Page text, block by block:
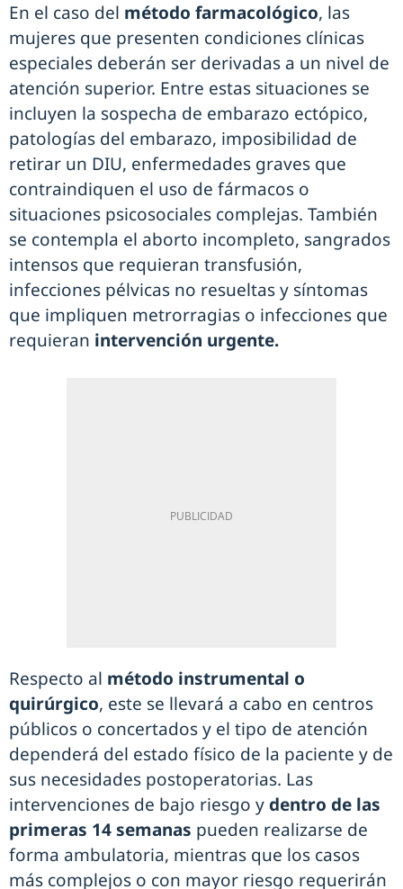
En el caso del método farmacológico, las
mujeres que presenten condiciones clínicas
especiales deberán ser derivadas a un nivel de
atención superior. Entre estas situaciones se
incluyen la sospecha de embarazo ectópico,
patologías del embarazo, imposibilidad de
retirar un DIU, enfermedades graves que
contraindiquen el uso de fármacos o
situaciones psicosociales complejas. También
se contempla el aborto incompleto, sangrados
intensos que requieran transfusión,
infecciones pélvicas no resueltas y síntomas
que impliquen metrorragias o infecciones que
requieran intervención urgente.
Respecto al método instrumental o
quirúrgico, este se llevará a cabo en centros
públicos o concertados y el tipo de atención
dependerá del estado físico de la paciente y de
sus necesidades postoperatorias. Las
intervenciones de bajo riesgo y dentro de las
primeras 14 semanas pueden realizarse de
forma ambulatoria, mientras que los casos
más complejos o con mayor riesgo requerirán